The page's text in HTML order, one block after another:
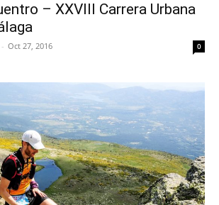
– XXVIII Carrera Urbana
- Oct 27, 2016 0